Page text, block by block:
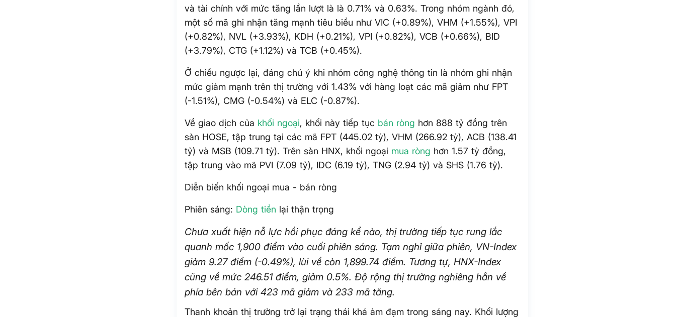
và tài chính với mức tăng lần lượt là là 0.71% và 0.63%. Trong nhóm ngành đó,
một số mã ghi nhận tăng mạnh tiêu biểu như VIC (+0.89%), VHM (+1.55%), VPI
(+0.82%), NVL (+3.93%), KDH (+0.21%), VPI (+0.82%), VCB (+0.66%), BID
(+3.79%), CTG (+1.12%) và TCB (+0.45%).
Ở chiều ngược lại, đáng chú ý khi nhóm công nghệ thông tin là nhóm ghi nhận
mức giảm mạnh trên thị trường với 1.43% với hàng loạt các mã giảm như FPT
(-1.51%), CMG (-0.54%) và ELC (-0.87%).
Về giao dịch của khối ngoại, khối này tiếp tục bán ròng hơn 888 tỷ đồng trên
sàn HOSE, tập trung tại các mã FPT (445.02 tỷ), VHM (266.92 tỷ), ACB (138.41
tỷ) và MSB (109.71 tỷ). Trên sàn HNX, khối ngoại mua ròng hơn 1.57 tỷ đồng,
tập trung vào mã PVI (7.09 tỷ), IDC (6.19 tỷ), TNG (2.94 tỷ) và SHS (1.76 tỷ).
Diễn biến khối ngoại mua - bán ròng
Phiên sáng: Dòng tiền lại thận trọng
Chưa xuất hiện nỗ lực hồi phục đáng kể nào, thị trường tiếp tục rung lắc
quanh mốc 1,900 điểm vào cuối phiên sáng. Tạm nghỉ giữa phiên, VN-Index
giảm 9.27 điểm (-0.49%), lùi về còn 1,899.74 điểm. Tương tự, HNX-Index
cũng về mức 246.51 điểm, giảm 0.5%. Độ rộng thị trường nghiêng hẳn về
phía bên bán với 423 mã giảm và 233 mã tăng.
Thanh khoản thị trường trở lại trạng thái khá ảm đạm trong sáng nay. Khối lượng